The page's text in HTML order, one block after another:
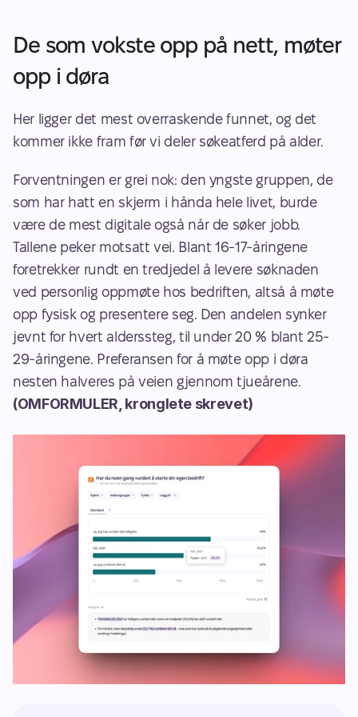
De som vokste opp på nett, møter
opp i døra
Her ligger det mest overraskende funnet, og det
kommer ikke fram før vi deler søkeatferd på alder.
Forventningen er grei nok: den yngste gruppen, de
som har hatt en skjerm i hånda hele livet, burde
være de mest digitale også når de søker jobb.
Tallene peker motsatt vei. Blant 16-17-åringene
foretrekker rundt en tredjedel å levere søknaden
ved personlig oppmøte hos bedriften, altså å møte
opp fysisk og presentere seg. Den andelen synker
jevnt for hvert alderssteg, til under 20 % blant 25-
29-åringene. Preferansen for å møte opp i døra
nesten halveres på veien gjennom tjueårene.
(OMFORMULER, kronglete skrevet)